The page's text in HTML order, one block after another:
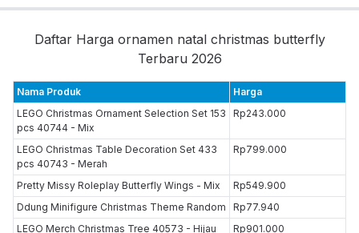
Daftar Harga ornamen natal christmas butterfly
Terbaru 2026
Nama Produk
Harga
LEGO Christmas Ornament Selection Set 153
pcs 40744 - Mix
Rp243.000
LEGO Christmas Table Decoration Set 433
pcs 40743 - Merah
Rp799.000
Pretty Missy Roleplay Butterfly Wings - Mix
Rp549.900
Ddung Minifigure Christmas Theme Random
Rp77.940
LEGO Merch Christmas Tree 40573 - Hijau
Rp901.000